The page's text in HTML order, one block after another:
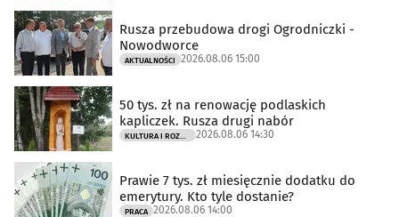
Rusza przebudowa drogi Ogrodniczki -
Nowodworce
AKTUALNOŚCI 2026.08.06 15:00
50 tys. zł na renowację podlaskich
kapliczek. Rusza drugi nabór
2026.08.06 14:30
Prawie 7 tys. zł miesięcznie dodatku do
emerytury. Kto tyle dostanie?
PRACA 2026.08.06 14:00